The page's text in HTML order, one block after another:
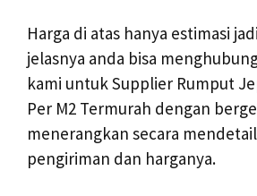
Harga di atas hanya estimasi
jelasnya anda bisa
kami untuk Supplier Rumput
Per M2 Termurah dengan
menerangkan secara
pengiriman dan harganya.